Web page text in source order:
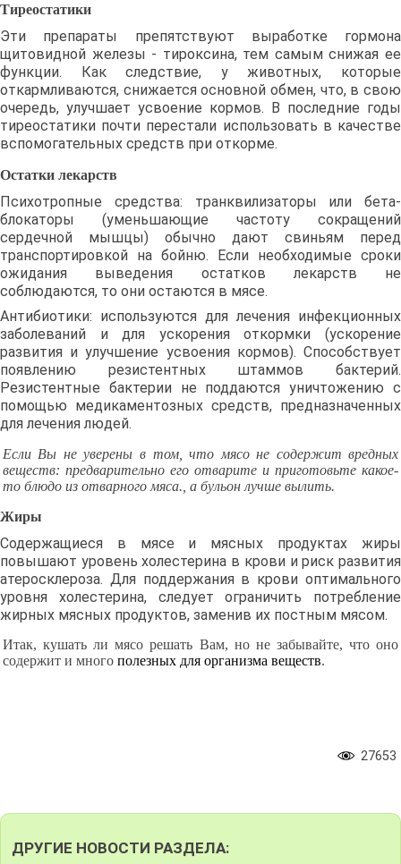
Тиреостатики
Эти препараты препятствуют выработке гормона
щитовидной железы - тироксина, тем самым снижая ее
функции. Как следствие, у животных, которые
откармливаются, снижается основной обмен, что, в свою
очередь, улучшает усвоение кормов. В последние годы
тиреостатики почти перестали использовать в качестве
вспомогательных средств при откорме.
Остатки лекарств
Психотропные средства: транквилизаторы или бета-
блокаторы (уменьшающие частоту сокращений
сердечной мышцы) обычно дают свиньям перед
транспортировкой на бойню. Если необходимые сроки
ожидания выведения остатков лекарств не
соблюдаются, то они остаются в мясе.
Антибиотики: используются для лечения инфекционных
заболеваний и для ускорения откормки (ускорение
развития и улучшение усвоения кормов). Способствует
появлению резистентных штаммов бактерий.
Резистентные бактерии не поддаются уничтожению с
помощью медикаментозных средств, предназначенных
для лечения людей.
Если Вы не уверены в том, что мясо не содержит вредных
веществ: предварительно его отварите и приготовьте какое-
то блюдо из отварного мяса., а бульон лучше вылить.
Жиры
Содержащиеся в мясе и мясных продуктах жиры
повышают уровень холестерина в крови и риск развития
атеросклероза. Для поддержания в крови оптимального
уровня холестерина, следует ограничить потребление
жирных мясных продуктов, заменив их постным мясом.
Итак, кушать ли мясо решать Вам, но не забывайте, что оно
содержит и много полезных для организма веществ.
27653
ДРУГИЕ НОВОСТИ РАЗДЕЛА: